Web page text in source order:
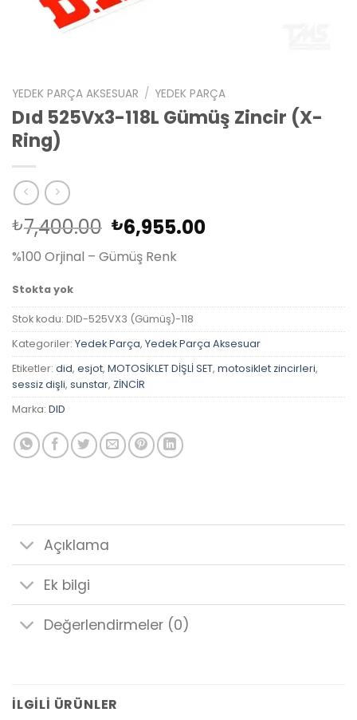
YEDEK PARÇA AKSESUAR / YEDEK PARÇA
Dıd 525Vx3-118L Gümüş Zincir (X-
Ring)
₺7,400.00 Orijinal
fiyat:
₺7,400.00.
₺6,955.00Şu
%100 Orjinal – Gümüş Renk
Stokta yok
Stok kodu: DID-525VX3 (Gümüş)-118
Kategoriler: Yedek Parça, Yedek Parça Aksesuar
Etiketler: did, esjot, MOTOSİKLET DİŞLİ SET, motosiklet zincirleri,
sessiz dişli, sunstar, ZİNCİR
Marka: DID
Açıklama
Ek bilgi
Değerlendirmeler (0)
İLGILI ÜRÜNLER